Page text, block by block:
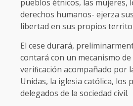
pueblos étnicos, las mujeres,
derechos humanos- ejerza
libertad en sus propios
El cese durará,
contará con un mecanismo
veriﬁcación acompañado por
Unidas, la iglesia católica, los
delegados de la sociedad civil.